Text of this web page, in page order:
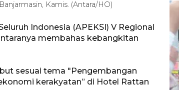
Kamis. (Antara/HO)
Indonesia (APEKSI) V Regional
membahas kebangkitan
sesuai tema "Pengembangan
kerakyatan” di Hotel Rattan